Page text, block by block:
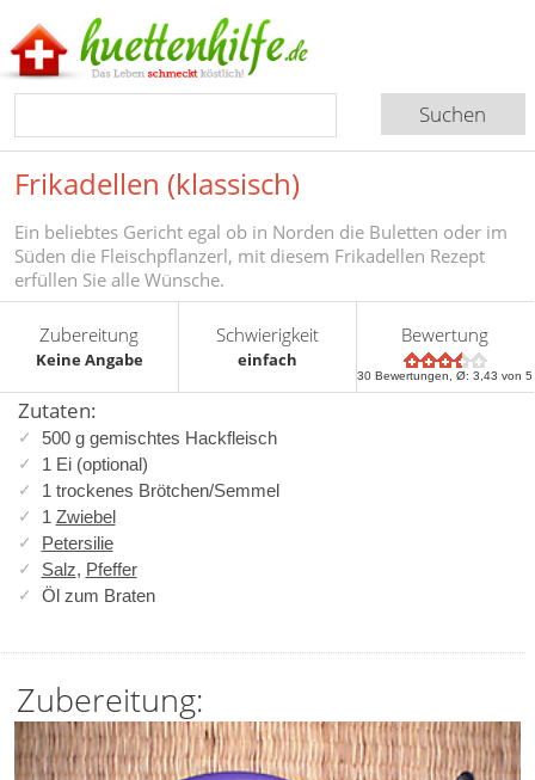
Frikadellen (klassisch)
Ein beliebtes Gericht egal ob in Norden die Buletten oder im
Süden die Fleischpflanzerl, mit diesem Frikadellen Rezept
erfüllen Sie alle Wünsche.
Zubereitung
Keine Angabe
Schwierigkeit
einfach
Bewertung
30 Bewertungen, Ø:3,43 von 5
Zutaten:
500 g gemischtes Hackfleisch
1 Ei (optional)
1 trockenes Brötchen/Semmel
1 Zwiebel
Petersilie
Salz, Pfeffer
Öl zum Braten
Zubereitung: